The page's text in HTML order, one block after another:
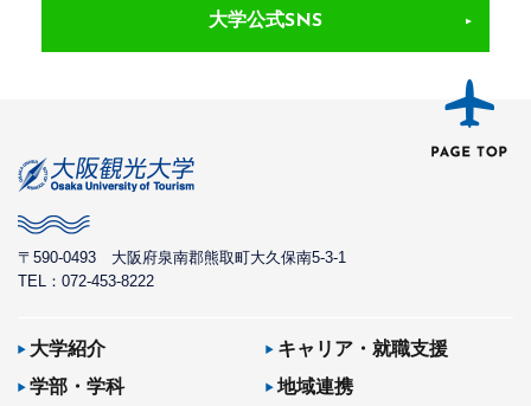
大学公式SNS
〒590-0493 大阪府泉南郡熊取町大久保南5-3-1
TEL：072-453-8222
大学紹介
キャリア・就職支援
学部・学科
地域連携